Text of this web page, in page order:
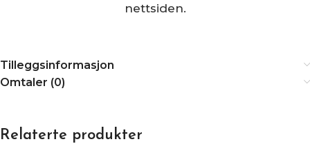
nettsiden.
Tilleggsinformasjon
Omtaler (0)
Relaterte produkter